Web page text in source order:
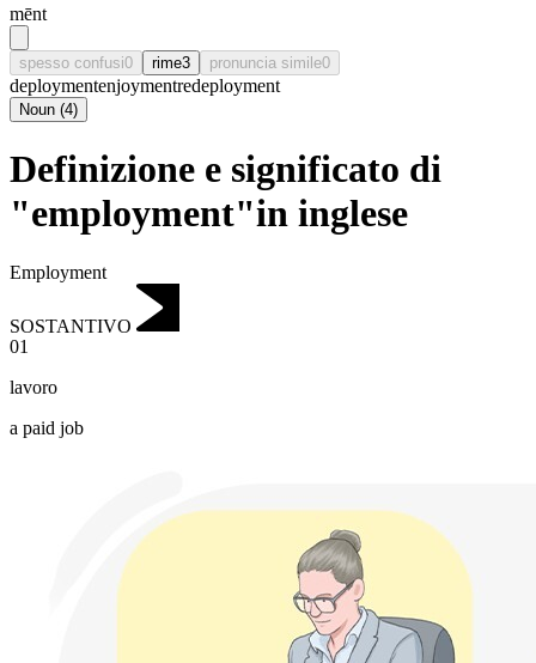
mēnt
spesso confusi0 rime3 pronuncia simile0
deploymentenjoymentredeployment
Noun (4)
Definizione e significato di
"employment"in inglese
Employment
SOSTANTIVO
01
lavoro
a paid job